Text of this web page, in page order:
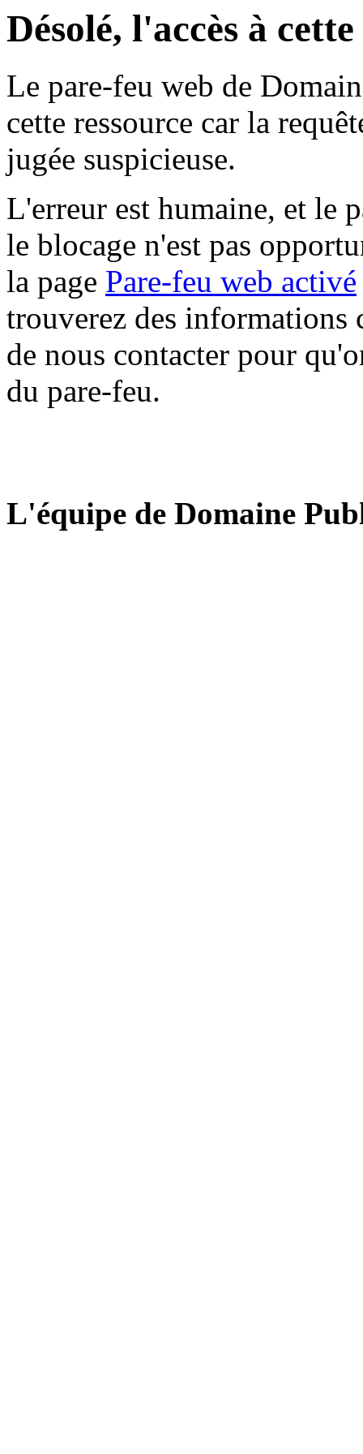
Désolé, l'accès à
Le pare-feu web de
cette ressource car la
jugée suspicieuse.
L'erreur est humaine, et le
le blocage n'est pas
la page Pare-feu web activé
trouverez des informations
de nous contacter pour
du pare-feu.
L'équipe de Domaine